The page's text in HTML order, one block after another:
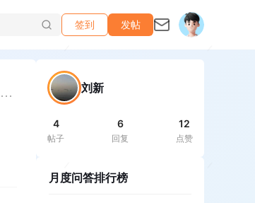
签到 发帖
刘新
4
帖子
6
回复
12
点赞
月度问答排行榜